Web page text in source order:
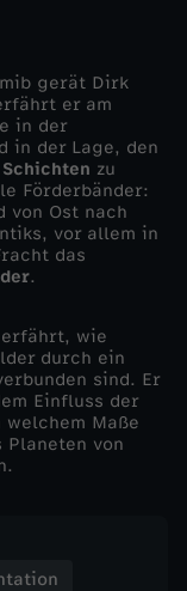
gerät Dirk
er am
in der
in der Lage, den
zu
Förderbänder:
von Ost nach
vor allem in
das
.
erfährt, wie
durch ein
sind. Er
Einfluss der
Maße
Planeten von